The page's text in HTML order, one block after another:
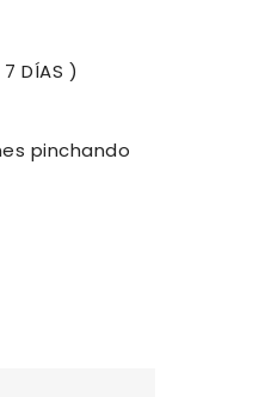
DÍAS )
pinchando